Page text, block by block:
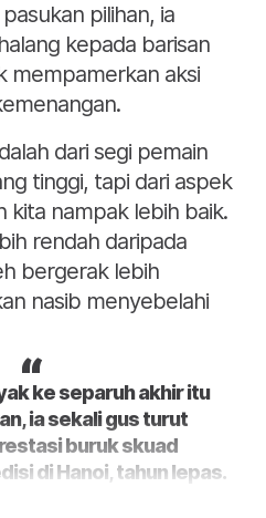
pilihan, ia
kepada barisan
mempamerkan aksi
dari segi pemain
tinggi, tapi dari aspek
kita nampak lebih baik.
rendah daripada
bergerak lebih
nasib menyebelahi
ke separuh akhir itu
ia sekali gus turut
buruk skuad
di Hanoi, tahun lepas.